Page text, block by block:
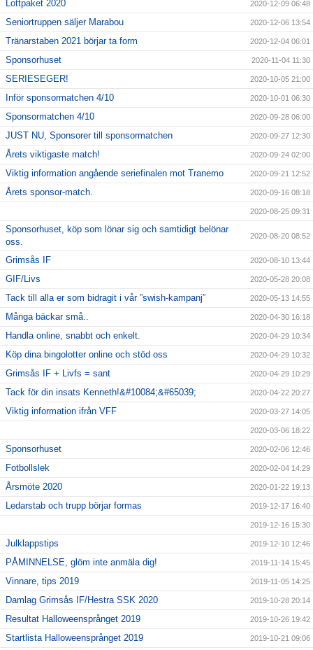
Lottpaket 2020 2020-12-09 06:48
Seniortruppen säljer Marabou 2020-12-06 13:54
Tränarstaben 2021 börjar ta form 2020-12-04 06:01
Sponsorhuset 2020-11-04 11:30
SERIESEGER! 2020-10-05 21:00
Inför sponsormatchen 4/10 2020-10-01 06:30
Sponsormatchen 4/10 2020-09-28 06:00
JUST NU, Sponsorer till sponsormatchen 2020-09-27 12:30
Årets viktigaste match! 2020-09-24 02:00
Viktig information angående seriefinalen mot Tranemo 2020-09-21 12:52
Årets sponsor-match. 2020-09-16 08:18
2020-08-25 09:31
Sponsorhuset, köp som lönar sig och samtidigt belönar
oss.
2020-08-20 08:52
Grimsås IF 2020-08-10 13:44
GIF/Livs 2020-05-28 20:08
Tack till alla er som bidragit i vår ”swish-kampanj” 2020-05-13 14:55
Många bäckar små.. 2020-04-30 16:18
Handla online, snabbt och enkelt. 2020-04-29 10:34
Köp dina bingolotter online och stöd oss 2020-04-29 10:32
Grimsås IF + Livfs = sant 2020-04-29 10:29
Tack för din insats Kenneth!&#10084;&#65039; 2020-04-22 20:27
Viktig information ifrån VFF 2020-03-27 14:05
2020-03-06 18:22
Sponsorhuset 2020-02-06 12:46
Fotbollslek 2020-02-04 14:29
Årsmöte 2020 2020-01-22 19:13
Ledarstab och trupp börjar formas 2019-12-17 16:40
2019-12-16 15:30
Julklappstips 2019-12-10 12:46
PÅMINNELSE, glöm inte anmäla dig! 2019-11-14 15:45
Vinnare, tips 2019 2019-11-05 14:25
Damlag Grimsås IF/Hestra SSK 2020 2019-10-28 20:14
Resultat Halloweensprånget 2019 2019-10-26 19:42
Startlista Halloweensprånget 2019 2019-10-21 09:06